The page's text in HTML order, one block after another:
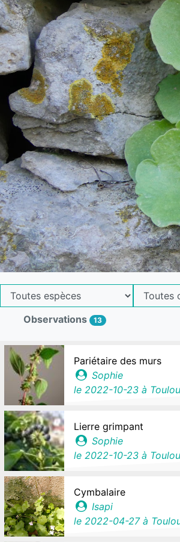
Observations 13
Pariétaire des murs
Sophie
le 2022-10-23 à
Lierre grimpant
Sophie
le 2022-10-23 à
Cymbalaire
Isapi
le 2022-04-27à